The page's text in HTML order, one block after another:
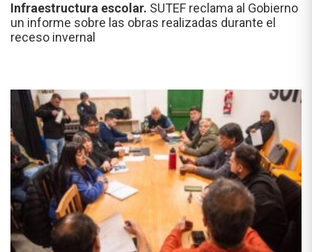
Infraestructura escolar. SUTEF reclama al Gobierno
un informe sobre las obras realizadas durante el
receso invernal